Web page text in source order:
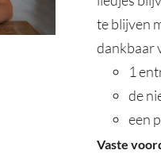
te blijven
dankbaar
1
de
een
Vaste